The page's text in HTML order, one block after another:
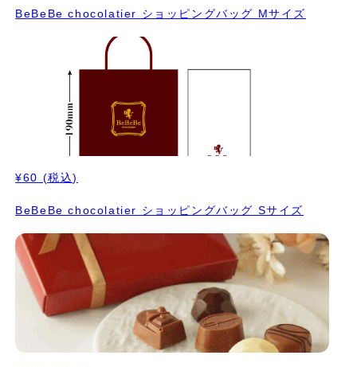
BeBeBe chocolatier ショッピングバッグ Mサイズ
¥60 (税込)
BeBeBe chocolatier ショッピングバッグ Sサイズ